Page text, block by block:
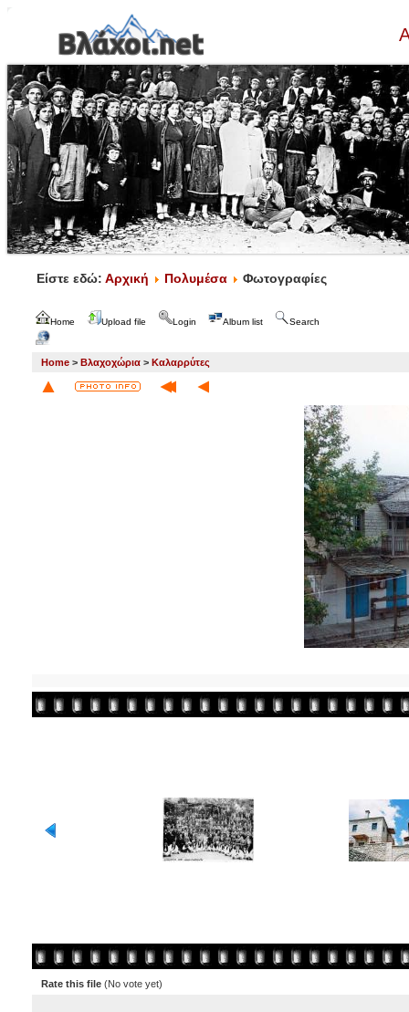
Είστε εδώ: Αρχική Πολυμέσα Φωτογραφίες
Home Upload file Login Album list Search
Home > Βλαχοχώρια > Καλαρρύτες
Rate this file (No vote yet)